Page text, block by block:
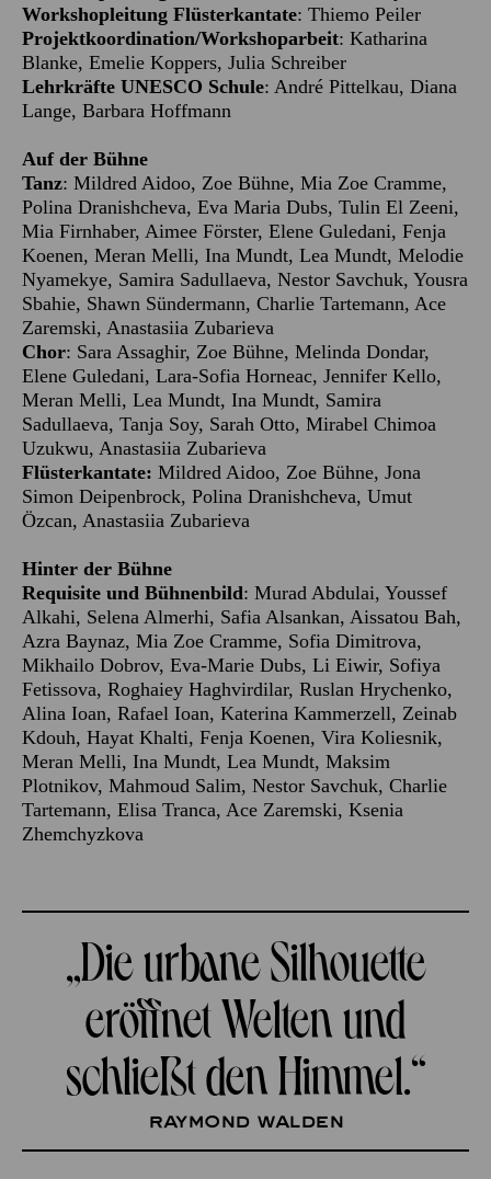
Workshopleitung Flüsterkantate: Thiemo Peiler
Projektkoordination/Workshoparbeit: Katharina
Blanke, Emelie Koppers, Julia Schreiber
Lehrkräfte UNESCO Schule: André Pittelkau, Diana
Lange, Barbara Hoffmann
Auf der Bühne
Tanz: Mildred Aidoo, Zoe Bühne, Mia Zoe Cramme,
Polina Dranishcheva, Eva Maria Dubs, Tulin El Zeeni,
Mia Firnhaber, Aimee Förster, Elene Guledani, Fenja
Koenen, Meran Melli, Ina Mundt, Lea Mundt, Melodie
Nyamekye, Samira Sadullaeva, Nestor Savchuk, Yousra
Sbahie, Shawn Sündermann, Charlie Tartemann, Ace
Zaremski, Anastasiia Zubarieva
Chor: Sara Assaghir, Zoe Bühne, Melinda Dondar,
Elene Guledani, Lara-Sofia Horneac, Jennifer Kello,
Meran Melli, Lea Mundt, Ina Mundt, Samira
Sadullaeva, Tanja Soy, Sarah Otto, Mirabel Chimoa
Uzukwu, Anastasiia Zubarieva
Flüsterkantate: Mildred Aidoo, Zoe Bühne, Jona
Simon Deipenbrock, Polina Dranishcheva, Umut
Özcan, Anastasiia Zubarieva
Hinter der Bühne
Requisite und Bühnenbild: Murad Abdulai, Youssef
Alkahi, Selena Almerhi, Safia Alsankan, Aissatou Bah,
Azra Baynaz, Mia Zoe Cramme, Sofia Dimitrova,
Mikhailo Dobrov, Eva-Marie Dubs, Li Eiwir, Sofiya
Fetissova, Roghaiey Haghvirdilar, Ruslan Hrychenko,
Alina Ioan, Rafael Ioan, Katerina Kammerzell, Zeinab
Kdouh, Hayat Khalti, Fenja Koenen, Vira Koliesnik,
Meran Melli, Ina Mundt, Lea Mundt, Maksim
Plotnikov, Mahmoud Salim, Nestor Savchuk, Charlie
Tartemann, Elisa Tranca, Ace Zaremski, Ksenia
Zhemchyzkova
„Die urbane Silhouette
eröffnet Welten und
schließt den Himmel.“
RAYMOND WALDEN